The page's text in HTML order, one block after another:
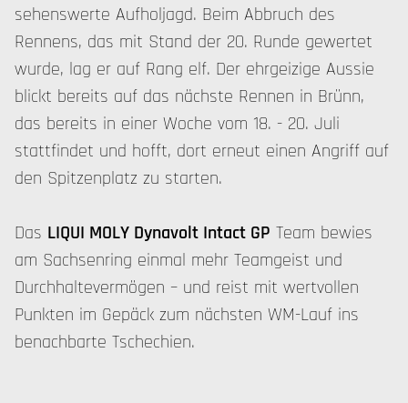
sehenswerte Aufholjagd. Beim Abbruch des
Rennens, das mit Stand der 20. Runde gewertet
wurde, lag er auf Rang elf. Der ehrgeizige Aussie
blickt bereits auf das nächste Rennen in Brünn,
das bereits in einer Woche vom 18. - 20. Juli
stattfindet und hofft, dort erneut einen Angriff auf
den Spitzenplatz zu starten.
Das LIQUI MOLY Dynavolt Intact GP Team bewies
am Sachsenring einmal mehr Teamgeist und
Durchhaltevermögen – und reist mit wertvollen
Punkten im Gepäck zum nächsten WM-Lauf ins
benachbarte Tschechien.